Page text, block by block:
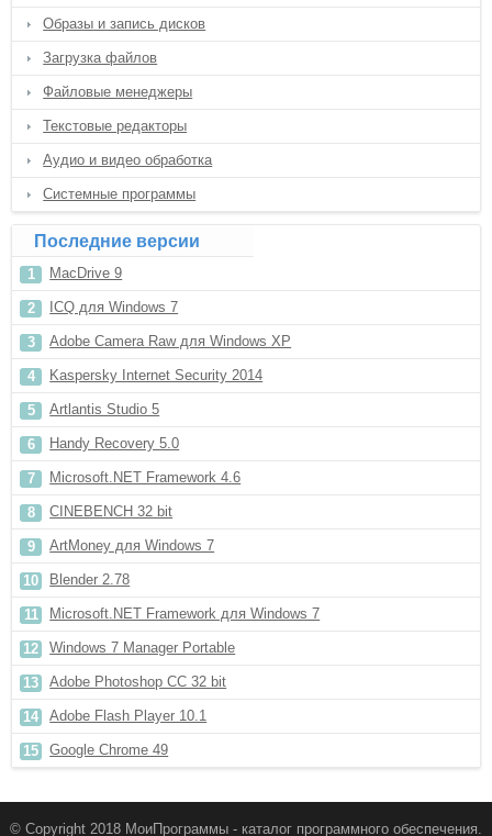
Образы и запись дисков
Загрузка файлов
Файловые менеджеры
Текстовые редакторы
Аудио и видео обработка
Системные программы
Последние версии
MacDrive 9
ICQ для Windows 7
Adobe Camera Raw для Windows XP
Kaspersky Internet Security 2014
Artlantis Studio 5
Handy Recovery 5.0
Microsoft.NET Framework 4.6
CINEBENCH 32 bit
ArtMoney для Windows 7
Blender 2.78
Microsoft.NET Framework для Windows 7
Windows 7 Manager Portable
Adobe Photoshop CC 32 bit
Adobe Flash Player 10.1
Google Chrome 49
© Copyright 2018 МоиПрограммы - каталог программного обеспечения.